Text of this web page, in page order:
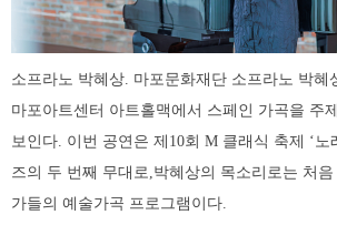
소프라노 박혜상. 마포문화재단 소프라노 박혜
마포아트센터 아트홀맥에서 스페인 가곡을 주
보인다. 이번 공연은 제10회 M 클래식 축제 ‘노
즈의 두 번째 무대로,박혜상의 목소리로는 처
가들의 예술가곡 프로그램이다.